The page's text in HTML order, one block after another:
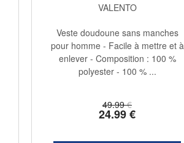
VALENTO
49.99 €
24.99€
Veste doudoune sans manches
pour homme - Facile à mettre et à
enlever - Composition : 100 %
polyester - 100 % ...